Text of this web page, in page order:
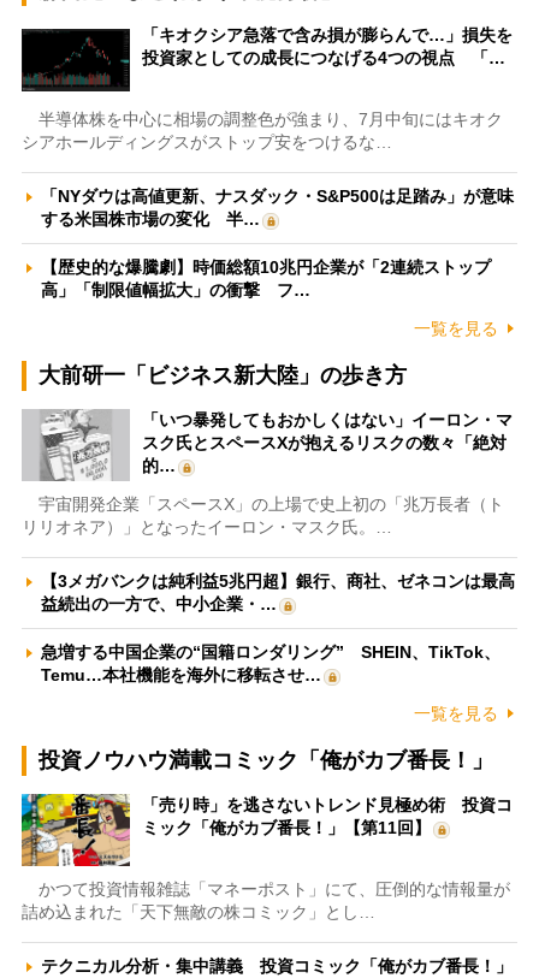
「キオクシア急落で含み損が膨らんで…」損失を
投資家としての成長につなげる4つの視点 「…
半導体株を中心に相場の調整色が強まり、7月中旬にはキオク
シアホールディングスがストップ安をつけるな…
「NYダウは高値更新、ナスダック・S&P500は足踏み」が意味
する米国株市場の変化 半…
【歴史的な爆騰劇】時価総額10兆円企業が「2連続ストップ
高」「制限値幅拡大」の衝撃 フ…
一覧を見る
大前研一「ビジネス新大陸」の歩き方
「いつ暴発してもおかしくはない」イーロン・マ
スク氏とスペースXが抱えるリスクの数々「絶対
的…
宇宙開発企業「スペースX」の上場で史上初の「兆万長者（ト
リリオネア）」となったイーロン・マスク氏。…
【3メガバンクは純利益5兆円超】銀行、商社、ゼネコンは最高
益続出の一方で、中小企業・…
急増する中国企業の“国籍ロンダリング” SHEIN、TikTok、
Temu…本社機能を海外に移転させ…
一覧を見る
投資ノウハウ満載コミック「俺がカブ番長！」
「売り時」を逃さないトレンド見極め術 投資コ
ミック「俺がカブ番長！」【第11回】
かつて投資情報雑誌「マネーポスト」にて、圧倒的な情報量が
詰め込まれた「天下無敵の株コミック」とし…
テクニカル分析・集中講義 投資コミック「俺がカブ番長！」